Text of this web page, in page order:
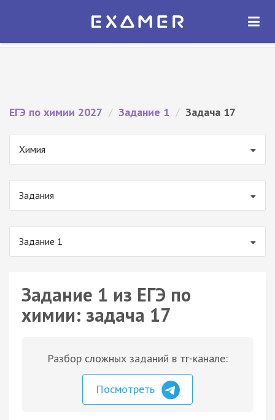
Экзамер — ЕГЭ 2027
ОТКРЫТЬ
ЕГЭ по химии 2027 / Задание 1 / Задача 17
Химия
Задания
Задание 1
Задание 1 из ЕГЭ по
химии: задача 17
Разбор сложных заданий в тг-канале:
Посмотреть